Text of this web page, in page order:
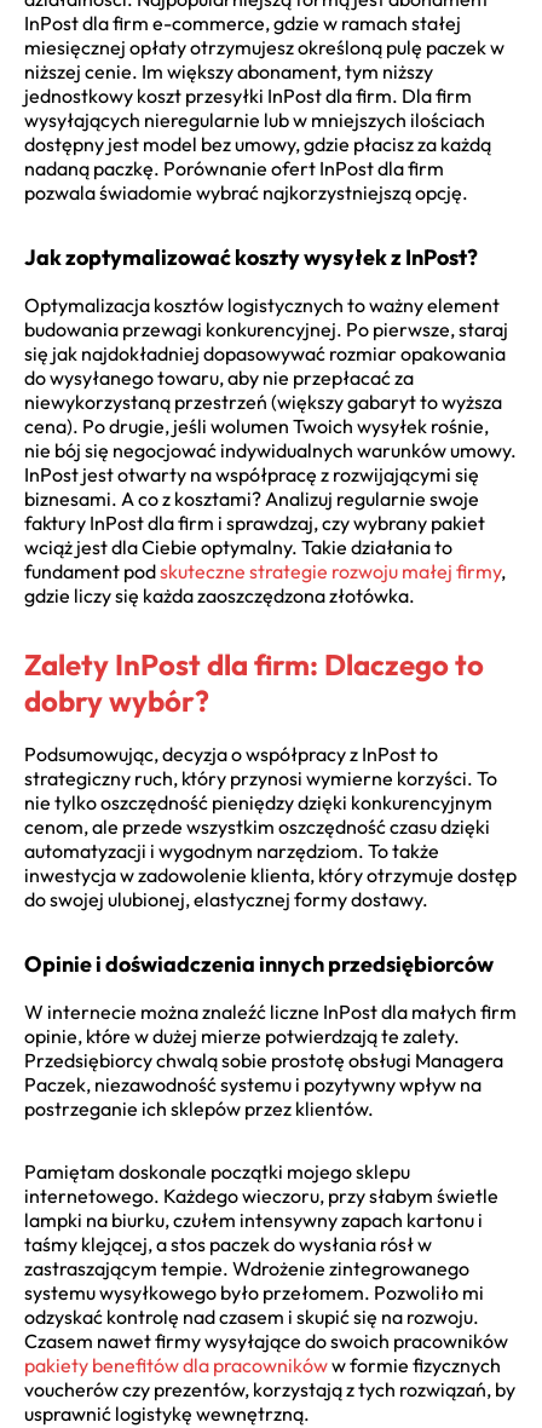
InPost dla firm e-commerce, gdzie w ramach stałej
miesięcznej opłaty otrzymujesz określoną pulę paczek w
niższej cenie. Im większy abonament, tym niższy
jednostkowy koszt przesyłki InPost dla firm. Dla firm
wysyłających nieregularnie lub w mniejszych ilościach
dostępny jest model bez umowy, gdzie płacisz za każdą
nadaną paczkę. Porównanie ofert InPost dla firm
pozwala świadomie wybrać najkorzystniejszą opcję.
Jak zoptymalizować koszty wysyłek z InPost?
Optymalizacja kosztów logistycznych to ważny element
budowania przewagi konkurencyjnej. Po pierwsze, staraj
się jak najdokładniej dopasowywać rozmiar opakowania
do wysyłanego towaru, aby nie przepłacać za
niewykorzystaną przestrzeń (większy gabaryt to wyższa
cena). Po drugie, jeśli wolumen Twoich wysyłek rośnie,
nie bój się negocjować indywidualnych warunków umowy.
InPost jest otwarty na współpracę z rozwijającymi się
biznesami. A co z kosztami? Analizuj regularnie swoje
faktury InPost dla firm i sprawdzaj, czy wybrany pakiet
wciąż jest dla Ciebie optymalny. Takie działania to
fundament podskuteczne strategie rozwoju małej firmy,
gdzie liczy się każda zaoszczędzona złotówka.
Zalety InPost dla firm: Dlaczego to
dobry wybór?
Podsumowując, decyzja o współpracy z InPost to
strategiczny ruch, który przynosi wymierne korzyści. To
nie tylko oszczędność pieniędzy dzięki konkurencyjnym
cenom, ale przede wszystkim oszczędność czasu dzięki
automatyzacji i wygodnym narzędziom. To także
inwestycja w zadowolenie klienta, który otrzymuje dostęp
do swojej ulubionej, elastycznej formy dostawy.
Opinie i doświadczenia innych przedsiębiorców
W internecie można znaleźć liczne InPost dla małych firm
opinie, które w dużej mierze potwierdzają te zalety.
Przedsiębiorcy chwalą sobie prostotę obsługi Managera
Paczek, niezawodność systemu i pozytywny wpływ na
postrzeganie ich sklepów przez klientów.
Pamiętam doskonale początki mojego sklepu
internetowego. Każdego wieczoru, przy słabym świetle
lampki na biurku, czułem intensywny zapach kartonu i
taśmy klejącej, a stos paczek do wysłania rósł w
zastraszającym tempie. Wdrożenie zintegrowanego
systemu wysyłkowego było przełomem. Pozwoliło mi
odzyskać kontrolę nad czasem i skupić się na rozwoju.
Czasem nawet firmy wysyłające do swoich pracowników
pakiety benefitów dla pracownikóww formie fizycznych
voucherów czy prezentów, korzystają z tych rozwiązań, by
usprawnić logistykę wewnętrzną.